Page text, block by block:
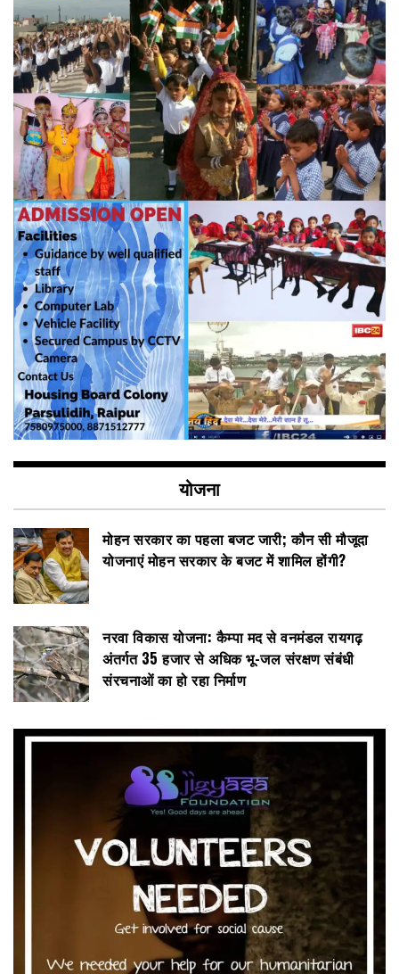
योजना
मोहन सरकार का पहला बजट जारी; कौन सी मौजूदा
योजनाएं मोहन सरकार के बजट में शामिल होंगी?
नरवा विकास योजना: कैम्पा मद से वनमंडल रायगढ़
अंतर्गत 35 हजार से अधिक भू-जल संरक्षण संबंधी
संरचनाओं का हो रहा निर्माण